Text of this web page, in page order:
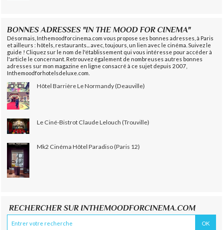
BONNES ADRESSES "IN THE MOOD FOR CINEMA"
Désormais, Inthemoodforcinema.com vous propose ses bonnes adresses, à Paris
et ailleurs : hôtels, restaurants... avec, toujours, un lien avec le cinéma. Suivez le
guide ! Cliquez sur le nom de l'établissement qui vous intéresse pour accéder à
l'article le concernant. Retrouvez également de nombreuses autres bonnes
adresses sur mon magazine en ligne consacré à ce sujet depuis 2007,
Inthemoodforhotelsdeluxe.com.
Hôtel Barrière Le Normandy (Deauville)
Le Ciné-Bistrot Claude Lelouch (Trouville)
Mk2 Cinéma Hôtel Paradiso (Paris 12)
RECHERCHER SUR INTHEMOODFORCINEMA.COM